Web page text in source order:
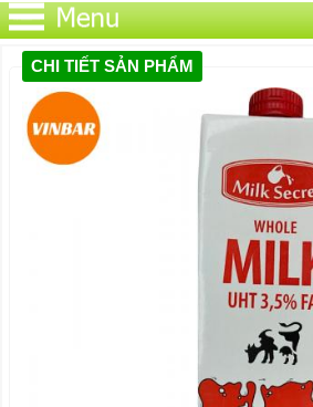
CHI TIẾT SẢN PHẨM